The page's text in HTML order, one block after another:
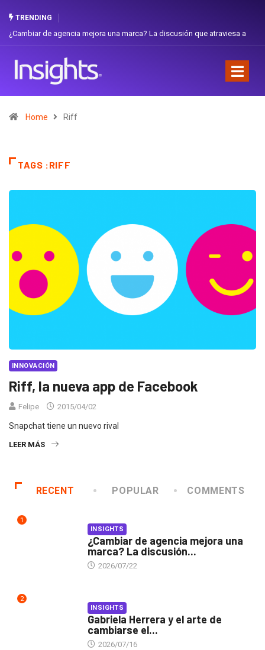
TRENDING
¿Cambiar de agencia mejora una marca? La discusión que atraviesa a
Home Riff
TAGS :RIFF
INNOVACIÓN
Riff, la nueva app de Facebook
Felipe 2015/04/02
Snapchat tiene un nuevo rival
LEER MÁS
RECENT POPULAR COMMENTS
1
INSIGHTS
¿Cambiar de agencia mejora una
marca? La discusión...
2026/07/22
2
INSIGHTS
Gabriela Herrera y el arte de
cambiarse el...
2026/07/16